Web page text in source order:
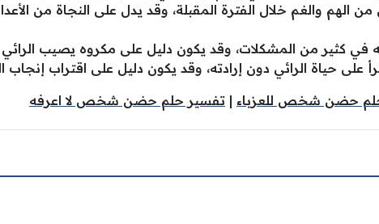
الهم والغم خلال الفترة المقبلة، وقد يدل على النجاة من
في كثير من المشكلات، وقد يكون دليل على مكروه يصيب
على حياة الرائي دون إرادته، وقد يكون دليل على اقتراب إنجاب
حضن شخص للعزباء | تفسير حلم حضن شخص لا اعرفه